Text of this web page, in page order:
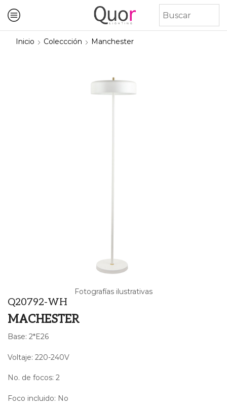
Inicio Coleccción Manchester
Fotografías ilustrativas
Q20792-WH
MACHESTER
Base: 2*E26
Voltaje: 220-240V
No. de focos: 2
Foco incluido: No